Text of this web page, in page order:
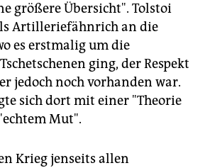
größere Übersicht". Tolstoi
Artilleriefähnrich an die
es erstmalig um die
ging, der Respekt
jedoch noch vorhanden war.
sich dort mit einer "Theorie
Mut".
Krieg jenseits allen